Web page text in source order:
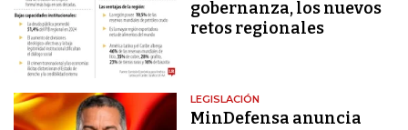
gobernanza, los nuevos
retos regionales
LEGISLACIÓN
MinDefensa anuncia